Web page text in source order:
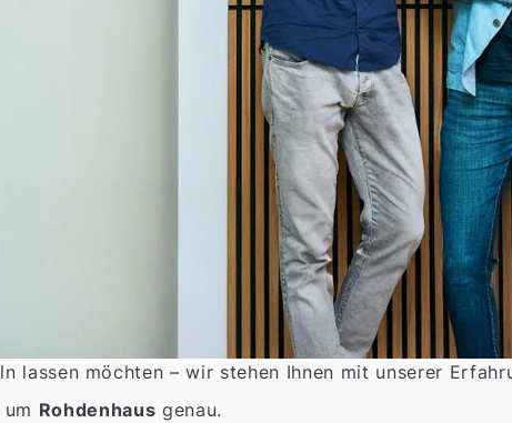
lassen möchten – wir stehen Ihnen mit unserer
Rohdenhaus genau.